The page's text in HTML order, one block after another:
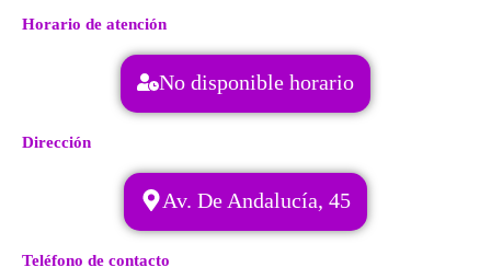
Horario de atención
No disponible horario
Dirección
Av. De Andalucía, 45
Teléfono de contacto